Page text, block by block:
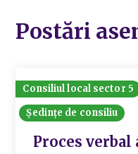
Postări
Consiliul local sector 5
Ședințe de consiliu
Proces